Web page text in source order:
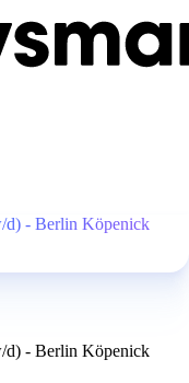
d) - Berlin Köpenick
d) - Berlin Köpenick